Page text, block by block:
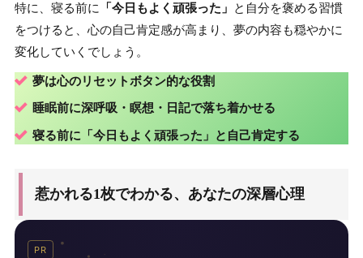
特に、寝る前に
「今日もよく頑張った」
と自分を褒める習慣
をつけると、心の自己肯定感が高まり、夢の内容も穏やかに
変化していくでしょう。
夢は心のリセットボタン的な役割
睡眠前に深呼吸 ・ 瞑想 ・ 日記で落ち着かせる
寝る前に「今日もよく頑張った」と 自己肯定する
惹かれる1枚でわかる、あなたの深層心理
PR